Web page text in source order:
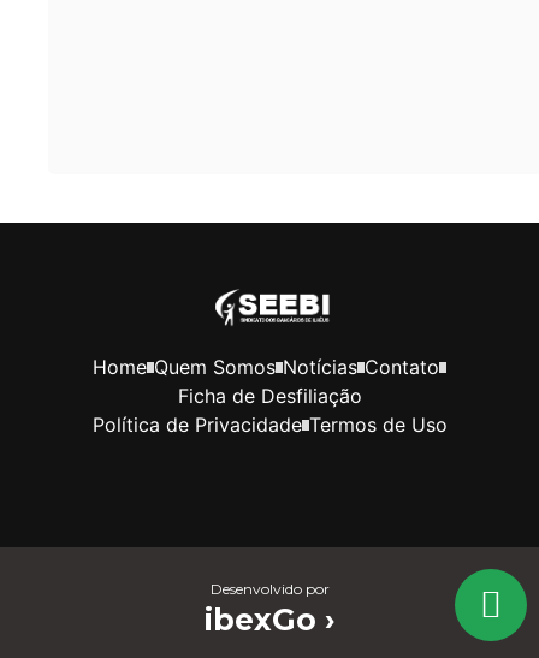
Home Quem Somos Notícias Contato
Ficha de Desfiliação
Política de Privacidade Termos de Uso
Desenvolvido por
ibexGo ›